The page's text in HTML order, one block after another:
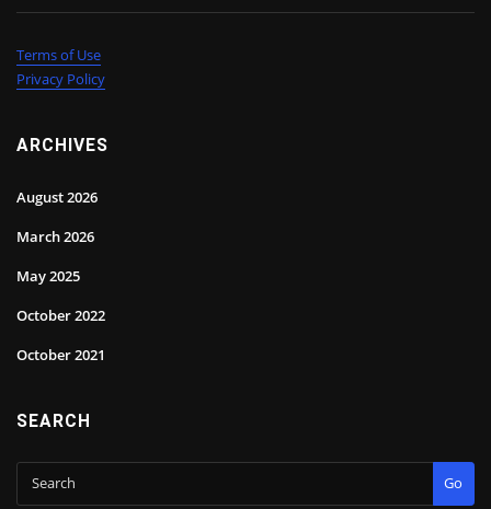
Terms of Use
Privacy Policy
ARCHIVES
August 2026
March 2026
May 2025
October 2022
October 2021
SEARCH
Go